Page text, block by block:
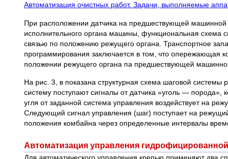
Автоматизация очистных работ. Задачи, выполняемые
При расположении датчика на предшествующей машинной
исполнительного органа машины, функциональная схема
связью по положению режущего органа. Транспортное
программирования заключается в том, что опережающая
положении режущего органа па предшествующей
На рис. 3, в показана структурная схема шаговой
систему поступают сигналы от датчика «уголь —
угля от заданной система управления воздействует на
Следующий сигнал управления (шаг) поступает на
положения комбайна через определенные интервалы
Автоматизация управления